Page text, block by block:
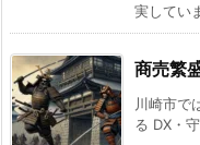
実してい
商売繁
川崎市で
る DX・